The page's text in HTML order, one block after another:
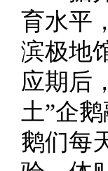
育水平
滨极地
应期后
土”企
鹅们每